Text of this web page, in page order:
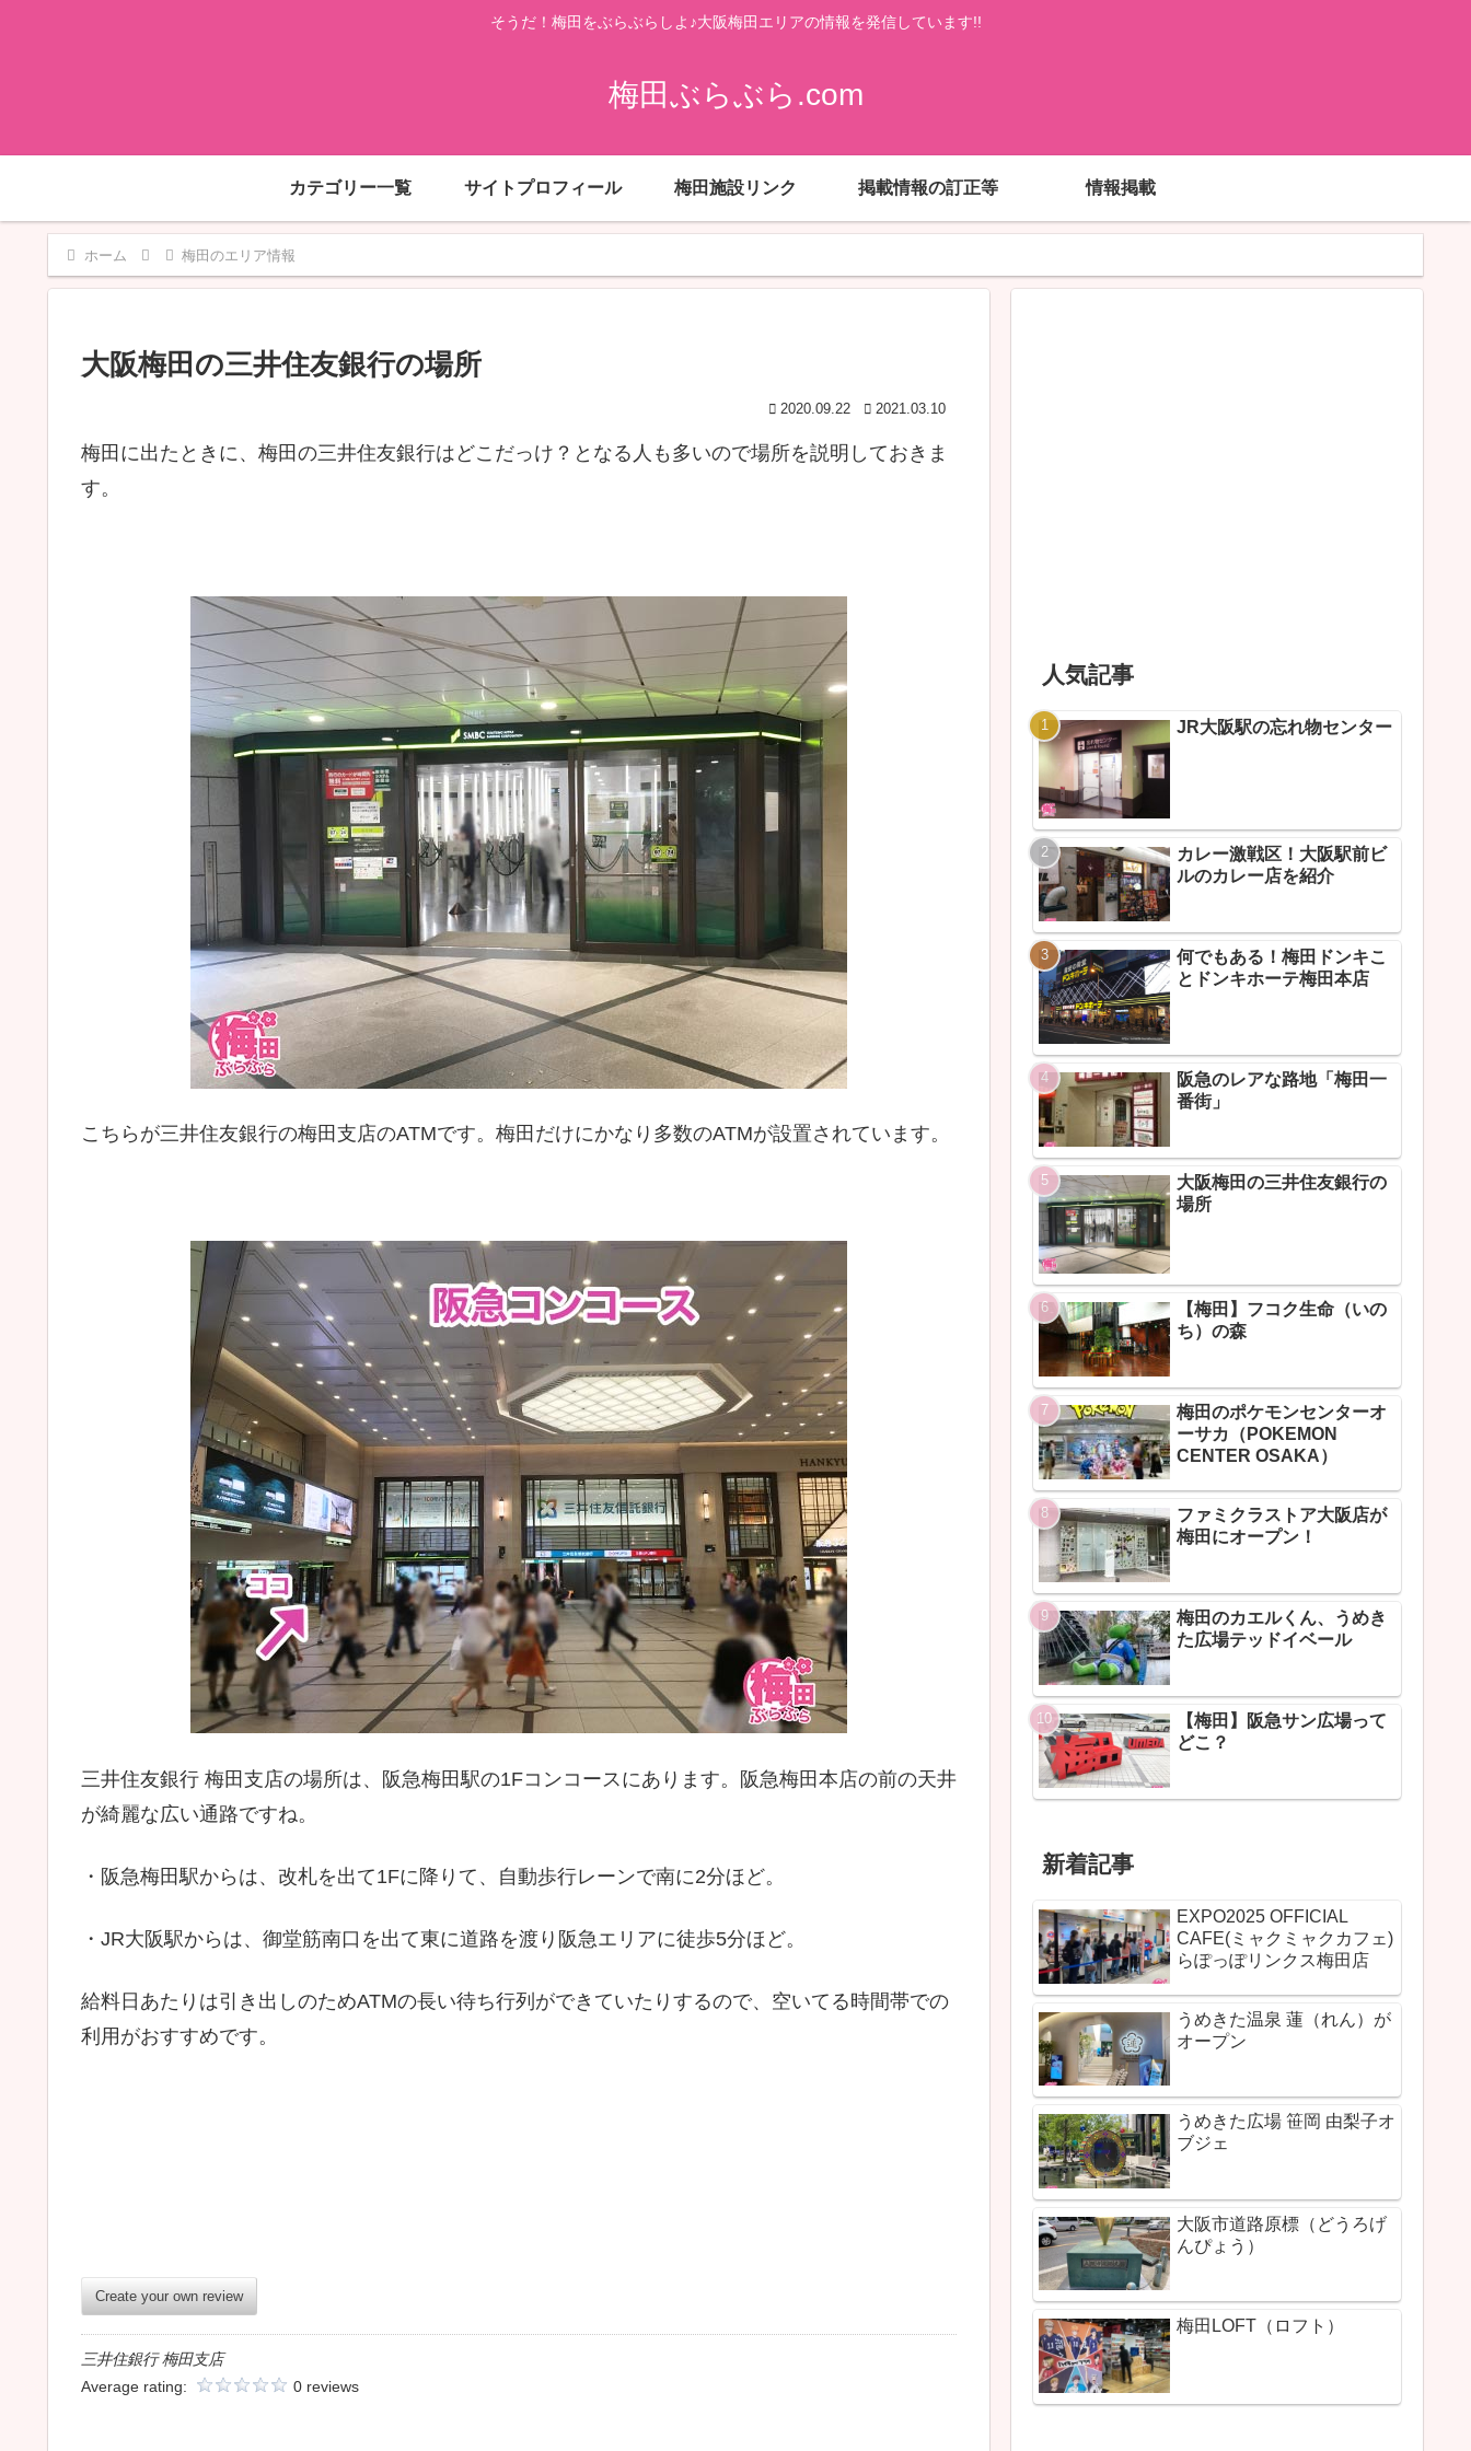
そうだ！梅田をぶらぶらしよ♪大阪梅田エリアの情報を発信しています!!
梅田ぶらぶら.com
カテゴリー一覧 サイトプロフィール 梅田施設リンク 掲載情報の訂正等 情報掲載
ホーム 梅田のエリア情報
大阪梅田の三井住友銀行の場所
2020.09.22 2021.03.10
梅田に出たときに、梅田の三井住友銀行はどこだっけ？となる人も多いので場所を説明しておきま
す。
こちらが三井住友銀行の梅田支店のATMです。梅田だけにかなり多数のATMが設置されています。
三井住友銀行 梅田支店の場所は、阪急梅田駅の1Fコンコースにあります。阪急梅田本店の前の天井
が綺麗な広い通路ですね。
・阪急梅田駅からは、改札を出て1Fに降りて、自動歩行レーンで南に2分ほど。
・JR大阪駅からは、御堂筋南口を出て東に道路を渡り阪急エリアに徒歩5分ほど。
給料日あたりは引き出しのためATMの長い待ち行列ができていたりするので、空いてる時間帯での
利用がおすすめです。
Create your own review
三井住銀行 梅田支店
Average rating:
0 reviews
人気記事
JR大阪駅の忘れ物センター
カレー激戦区！大阪駅前ビ
ルのカレー店を紹介
何でもある！梅田ドンキこ
とドンキホーテ梅田本店
阪急のレアな路地「梅田一
番街」
大阪梅田の三井住友銀行の
場所
【梅田】フコク生命（いの
ち）の森
梅田のポケモンセンターオ
ーサカ（POKEMON
CENTER OSAKA）
ファミクラストア大阪店が
梅田にオープン！
梅田のカエルくん、うめき
た広場テッドイベール
【梅田】阪急サン広場って
どこ？
新着記事
EXPO2025 OFFICIAL
CAFE(ミャクミャクカフェ)
らぽっぽリンクス梅田店
うめきた温泉 蓮（れん）が
オープン
うめきた広場 笹岡 由梨子オ
ブジェ
大阪市道路原標（どうろげ
んぴょう）
梅田LOFT（ロフト）